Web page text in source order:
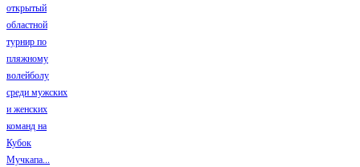
открытый
областной
турнир по
пляжному
волейболу
среди мужских
и женских
команд на
Кубок
Мучкапа...